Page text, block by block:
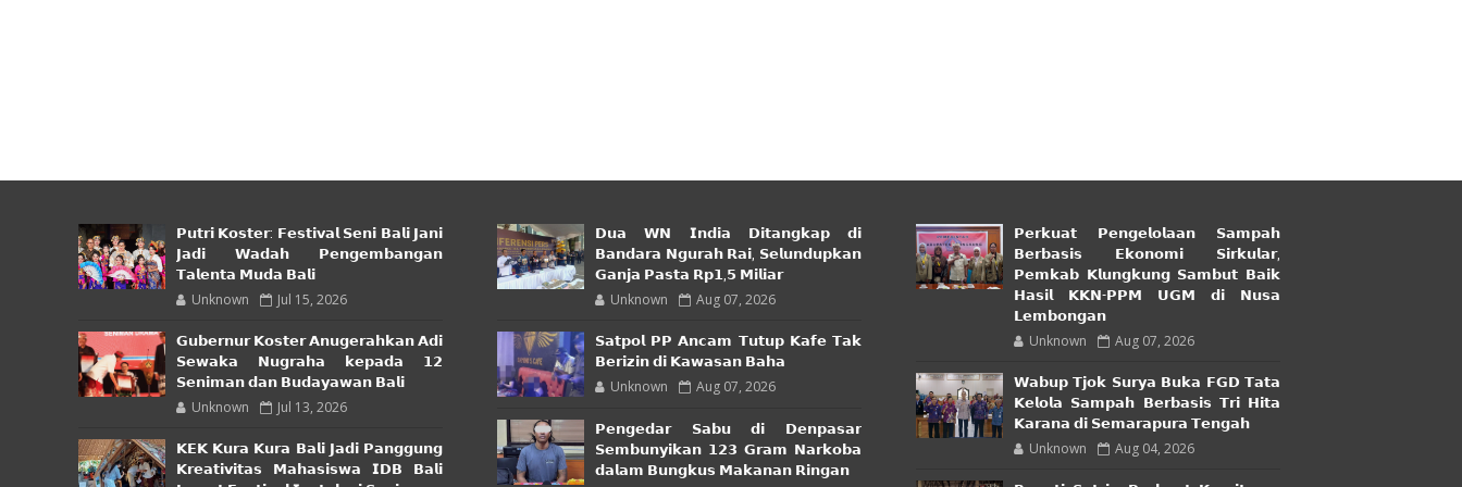
𝗣𝘂𝘁𝗿𝗶 𝗞𝗼𝘀𝘁𝗲𝗿: 𝗙𝗲𝘀𝘁𝗶𝘃𝗮𝗹 𝗦𝗲𝗻𝗶 𝗕𝗮𝗹𝗶 𝗝𝗮𝗻𝗶
𝗝𝗮𝗱𝗶 𝗪𝗮𝗱𝗮𝗵 𝗣𝗲𝗻𝗴𝗲𝗺𝗯𝗮𝗻𝗴𝗮𝗻
𝗧𝗮𝗹𝗲𝗻𝘁𝗮 𝗠𝘂𝗱𝗮 𝗕𝗮𝗹𝗶
Unknown Jul 15, 2026
𝗚𝘂𝗯𝗲𝗿𝗻𝘂𝗿 𝗞𝗼𝘀𝘁𝗲𝗿 𝗔𝗻𝘂𝗴𝗲𝗿𝗮𝗵𝗸𝗮𝗻 𝗔𝗱𝗶
𝗦𝗲𝘄𝗮𝗸𝗮 𝗡𝘂𝗴𝗿𝗮𝗵𝗮 𝗸𝗲𝗽𝗮𝗱𝗮 𝟭𝟮
𝗦𝗲𝗻𝗶𝗺𝗮𝗻 𝗱𝗮𝗻 𝗕𝘂𝗱𝗮𝘆𝗮𝘄𝗮𝗻 𝗕𝗮𝗹𝗶
Unknown Jul 13, 2026
𝗞𝗘𝗞 𝗞𝘂𝗿𝗮 𝗞𝘂𝗿𝗮 𝗕𝗮𝗹𝗶 𝗝𝗮𝗱𝗶 𝗣𝗮𝗻𝗴𝗴𝘂𝗻𝗴
𝗞𝗿𝗲𝗮𝘁𝗶𝘃𝗶𝘁𝗮𝘀 𝗠𝗮𝗵𝗮𝘀𝗶𝘀𝘄𝗮 𝗜𝗗𝗕 𝗕𝗮𝗹𝗶
𝗗𝘂𝗮 𝗪𝗡 𝗜𝗻𝗱𝗶𝗮 𝗗𝗶𝘁𝗮𝗻𝗴𝗸𝗮𝗽 𝗱𝗶
𝗕𝗮𝗻𝗱𝗮𝗿𝗮 𝗡𝗴𝘂𝗿𝗮𝗵 𝗥𝗮𝗶, 𝗦𝗲𝗹𝘂𝗻𝗱𝘂𝗽𝗸𝗮𝗻
𝗚𝗮𝗻𝗷𝗮 𝗣𝗮𝘀𝘁𝗮 𝗥𝗽𝟭,𝟱 𝗠𝗶𝗹𝗶𝗮𝗿
Unknown Aug 07, 2026
𝗦𝗮𝘁𝗽𝗼𝗹 𝗣𝗣 𝗔𝗻𝗰𝗮𝗺 𝗧𝘂𝘁𝘂𝗽 𝗞𝗮𝗳𝗲 𝗧𝗮𝗸
𝗕𝗲𝗿𝗶𝘇𝗶𝗻 𝗱𝗶 𝗞𝗮𝘄𝗮𝘀𝗮𝗻 𝗕𝗮𝗵𝗮
Unknown Aug 07, 2026
𝗣𝗲𝗻𝗴𝗲𝗱𝗮𝗿 𝗦𝗮𝗯𝘂 𝗱𝗶 𝗗𝗲𝗻𝗽𝗮𝘀𝗮𝗿
𝗦𝗲𝗺𝗯𝘂𝗻𝘆𝗶𝗸𝗮𝗻 𝟭𝟮𝟯 𝗚𝗿𝗮𝗺 𝗡𝗮𝗿𝗸𝗼𝗯𝗮
𝗱𝗮𝗹𝗮𝗺 𝗕𝘂𝗻𝗴𝗸𝘂𝘀 𝗠𝗮𝗸𝗮𝗻𝗮𝗻 𝗥𝗶𝗻𝗴𝗮𝗻
𝗣𝗲𝗿𝗸𝘂𝗮𝘁 𝗣𝗲𝗻𝗴𝗲𝗹𝗼𝗹𝗮𝗮𝗻 𝗦𝗮𝗺𝗽𝗮𝗵
𝗕𝗲𝗿𝗯𝗮𝘀𝗶𝘀 𝗘𝗸𝗼𝗻𝗼𝗺𝗶 𝗦𝗶𝗿𝗸𝘂𝗹𝗮𝗿,
𝗣𝗲𝗺𝗸𝗮𝗯 𝗞𝗹𝘂𝗻𝗴𝗸𝘂𝗻𝗴 𝗦𝗮𝗺𝗯𝘂𝘁 𝗕𝗮𝗶𝗸
𝗛𝗮𝘀𝗶𝗹 𝗞𝗞𝗡-𝗣𝗣𝗠 𝗨𝗚𝗠 𝗱𝗶 𝗡𝘂𝘀𝗮
𝗟𝗲𝗺𝗯𝗼𝗻𝗴𝗮𝗻
Unknown Aug 07, 2026
𝗪𝗮𝗯𝘂𝗽 𝗧𝗷𝗼𝗸 𝗦𝘂𝗿𝘆𝗮 𝗕𝘂𝗸𝗮 𝗙𝗚𝗗 𝗧𝗮𝘁𝗮
𝗞𝗲𝗹𝗼𝗹𝗮 𝗦𝗮𝗺𝗽𝗮𝗵 𝗕𝗲𝗿𝗯𝗮𝘀𝗶𝘀 𝗧𝗿𝗶 𝗛𝗶𝘁𝗮
𝗞𝗮𝗿𝗮𝗻𝗮 𝗱𝗶 𝗦𝗲𝗺𝗮𝗿𝗮𝗽𝘂𝗿𝗮 𝗧𝗲𝗻𝗴𝗮𝗵
Unknown Aug 04, 2026